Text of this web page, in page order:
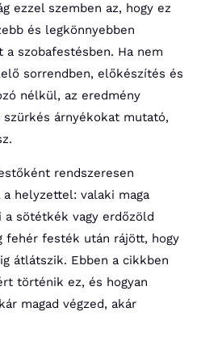
ezzel szemben az, hogy ez
és legkönnyebben
szobafestésben. Ha nem
sorrendben, előkészítés és
nélkül, az eredmény
szürkés árnyékokat mutató,
rendszeresen
helyzettel: valaki maga
sötétkék vagy erdőzöld
fehér festék után rájött, hogy
átlátszik. Ebben a cikkben
történik ez, és hogyan
magad végzed, akár